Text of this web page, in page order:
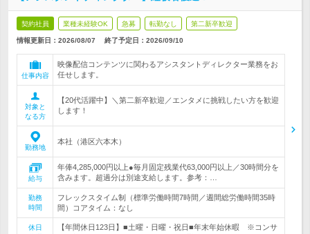
契約社員 業種未経験OK 急募 転勤なし 第二新卒歓迎
情報更新日：2026/08/07 終了予定日： 2026/09/10
仕事内容
映像配信コンテンツに関わるアシスタントディレクター業務をお
任せします。
対象と
なる方
【20代活躍中】＼第二新卒歓迎／エンタメに挑戦したい方を歓迎
します！
勤務地
本社（港区六本木）
給与
年俸4,285,000円以上●毎月固定残業代63,000円以上／30時間分を
含みます。超過分は別途支給します。参考：…
勤務
時間
フレックスタイム制（標準労働時間7時間／週間総労働時間35時
間）コアタイム：なし
休日
【年間休日123日】■土曜・日曜・祝日■年末年始休暇 ※コンサ